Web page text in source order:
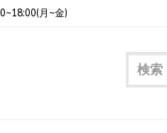
月~金)